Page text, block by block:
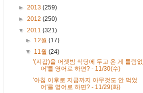
► 2013 (259)
► 2012 (250)
▼ 2011 (321)
► 12월(17)
▼ 11월(24)
'(지갑)을 어젯밤 식당에 두고 온 게 틀림없
어'를 영어로 하면? - 11/30(수)
'아침 이후로 지금까지 아무것도 안 먹었
어'를 영어로 하면? - 11/29(화)